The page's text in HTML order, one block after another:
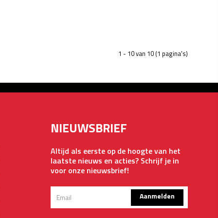
1 - 10 van 10 (1 pagina's)
NIEUWSBRIEF
Altijd als eerste op de hoogte van het
laatste nieuws en acties? Schrijf je in
voor onze nieuwsbrief!
Aanmelden